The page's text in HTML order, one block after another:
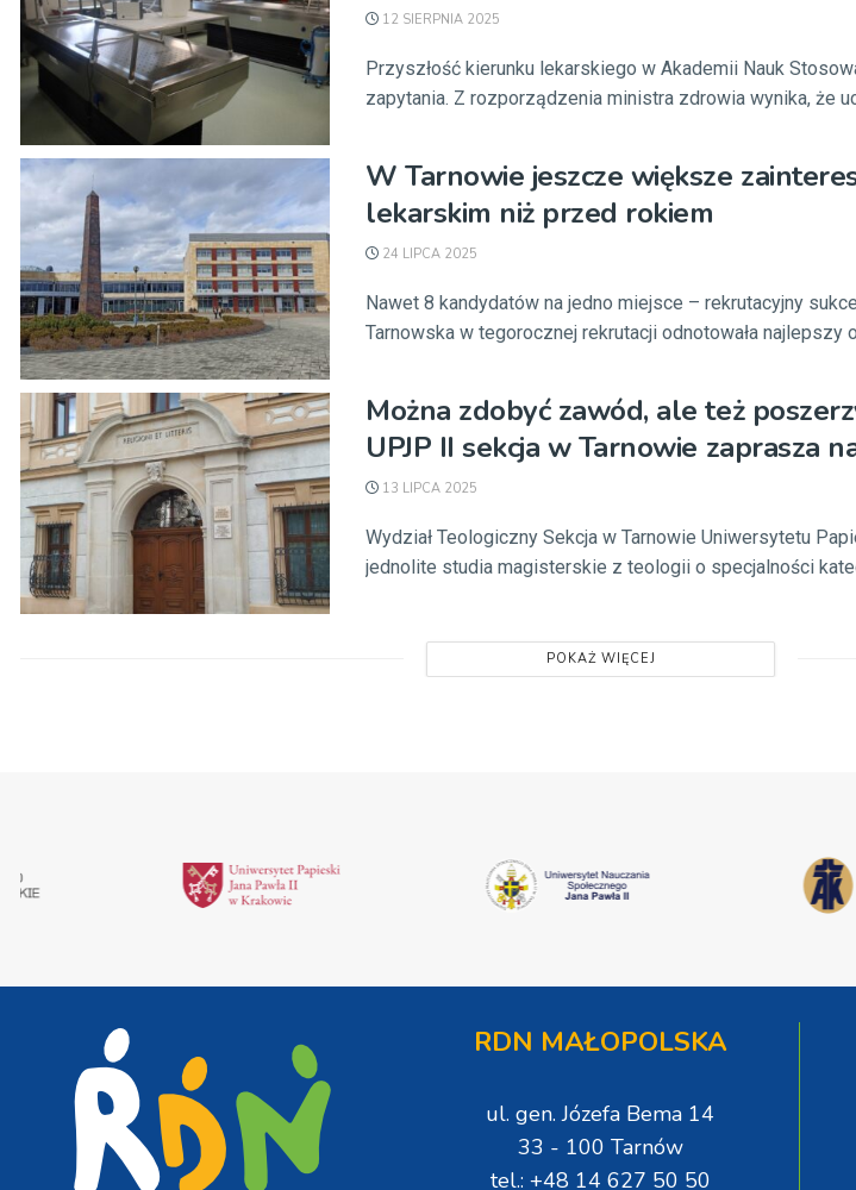
12 SIERPNIA 2025
Przyszłość kierunku lekarskiego w Akademii Nauk
zapytania. Z rozporządzenia ministra zdrowia wynika, że
W Tarnowie jeszcze większe
lekarskim niż przed rokiem
24 LIPCA 2025
Nawet 8 kandydatów na jedno miejsce – rekrutacyjny
Tarnowska w tegorocznej rekrutacji odnotowała najlepszy
Można zdobyć zawód, ale też
UPJP II sekcja w Tarnowie zaprasza
13 LIPCA 2025
Wydział Teologiczny Sekcja w Tarnowie Uniwersytetu
jednolite studia magisterskie z teologii o specjalności
POKAŻ WIĘCEJ
RDN MAŁOPOLSKA
ul. gen. Józefa Bema 14
33 - 100 Tarnów
tel.: +48 14 627 50 50